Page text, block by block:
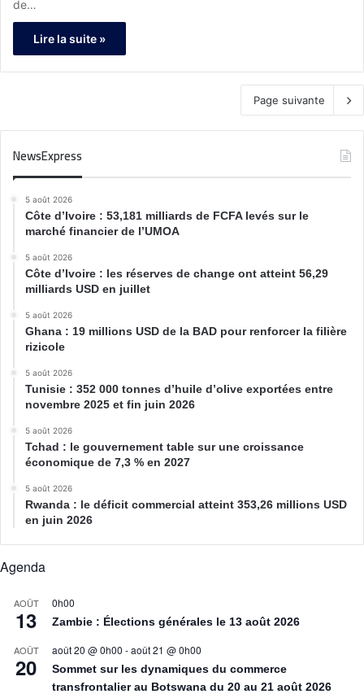
de…
Lire la suite »
Page suivante
NewsExpress
5 août 2026
Côte d’Ivoire : 53,181 milliards de FCFA levés sur le
marché financier de l’UMOA
5 août 2026
Côte d’Ivoire : les réserves de change ont atteint 56,29
milliards USD en juillet
5 août 2026
Ghana : 19 millions USD de la BAD pour renforcer la filière
rizicole
5 août 2026
Tunisie : 352 000 tonnes d’huile d’olive exportées entre
novembre 2025 et fin juin 2026
5 août 2026
Tchad : le gouvernement table sur une croissance
économique de 7,3 % en 2027
5 août 2026
Rwanda : le déficit commercial atteint 353,26 millions USD
en juin 2026
Agenda
AOÛT
13
0h00
Zambie : Élections générales le 13 août 2026
AOÛT
20
août 20 @ 0h00 -août 21 @ 0h00
Sommet sur les dynamiques du commerce
transfrontalier au Botswana du 20 au 21 août 2026